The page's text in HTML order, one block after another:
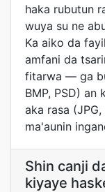
haka rubutun
wuya su ne
Ka aiko da
amfani da
fitarwa — ga
BMP, PSD)
aka rasa
ma'aunin
Shin canji
kiyaye